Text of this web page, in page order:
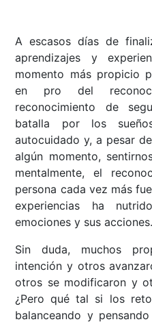
A escasos días de
aprendizajes y
momento más propicio
en pro del
reconocimiento de
batalla por los
autocuidado y, a pesar
algún momento,
mentalmente, el
persona cada vez más
experiencias ha
emociones y sus acciones.
Sin duda, muchos
intención y otros
otros se modificaron y
¿Pero qué tal si los
balanceando y